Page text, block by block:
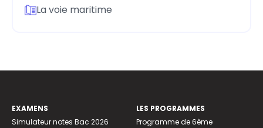
La voie maritime
EXAMENS
Simulateur notes Bac 2026
LES PROGRAMMES
Programme de 6ème